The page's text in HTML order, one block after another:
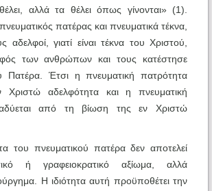
αλλά τα θέλει όπως γίνονται» (1).
πατέρας και πνευματικά τέκνα,
αδελφοί, γιατί είναι τέκνα του Χριστού,
των ανθρώπων και τους κατέστησε
Πατέρα. Έτσι η πνευματική πατρότητα
Χριστώ αδελφότητα και η πνευματική
από τη βίωση της εν Χριστώ
του πνευματικού πατέρα δεν αποτελεί
ή γραφειοκρατικό αξίωμα, αλλά
Η ιδιότητα αυτή προϋποθέτει την